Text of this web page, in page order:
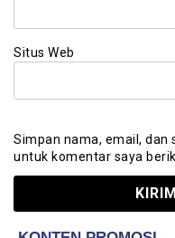
Situs Web
Simpan nama, email, dan
untuk komentar saya